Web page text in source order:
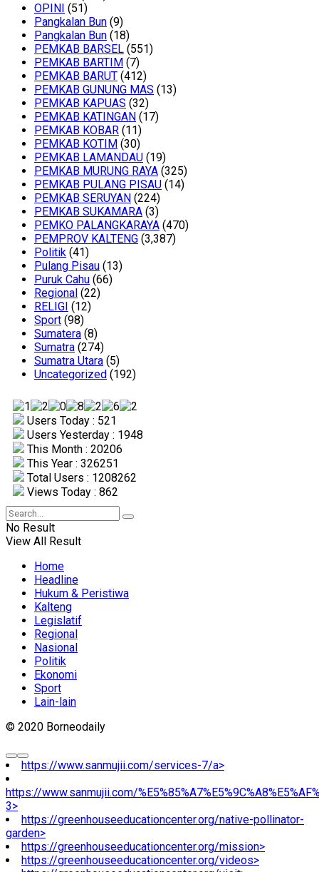
OPINI (51)
Pangkalan Bun (9)
Pangkalan Bun (18)
PEMKAB BARSEL (551)
PEMKAB BARTIM (7)
PEMKAB BARUT (412)
PEMKAB GUNUNG MAS (13)
PEMKAB KAPUAS (32)
PEMKAB KATINGAN (17)
PEMKAB KOBAR (11)
PEMKAB KOTIM (30)
PEMKAB LAMANDAU (19)
PEMKAB MURUNG RAYA (325)
PEMKAB PULANG PISAU (14)
PEMKAB SERUYAN (224)
PEMKAB SUKAMARA (3)
PEMKO PALANGKARAYA (470)
PEMPROV KALTENG (3,387)
Politik (41)
Pulang Pisau (13)
Puruk Cahu (66)
Regional (22)
RELIGI (12)
Sport (98)
Sumatera (8)
Sumatra (274)
Sumatra Utara (5)
Uncategorized (192)
Users Today : 521
Users Yesterday : 1948
This Month : 20206
This Year : 326251
Total Users : 1208262
Views Today : 862
No Result
View All Result
Home
Headline
Hukum & Peristiwa
Kalteng
Legislatif
Regional
Nasional
Politik
Ekonomi
Sport
Lain-lain
© 2020 Borneodaily
https://www.sanmujii.com/services-7/a>
https://www.sanmujii.com/
3>
https://greenhouseeducationcenter.org/native-pollinator-
garden>
https://greenhouseeducationcenter.org/mission>
https://greenhouseeducationcenter.org/videos>